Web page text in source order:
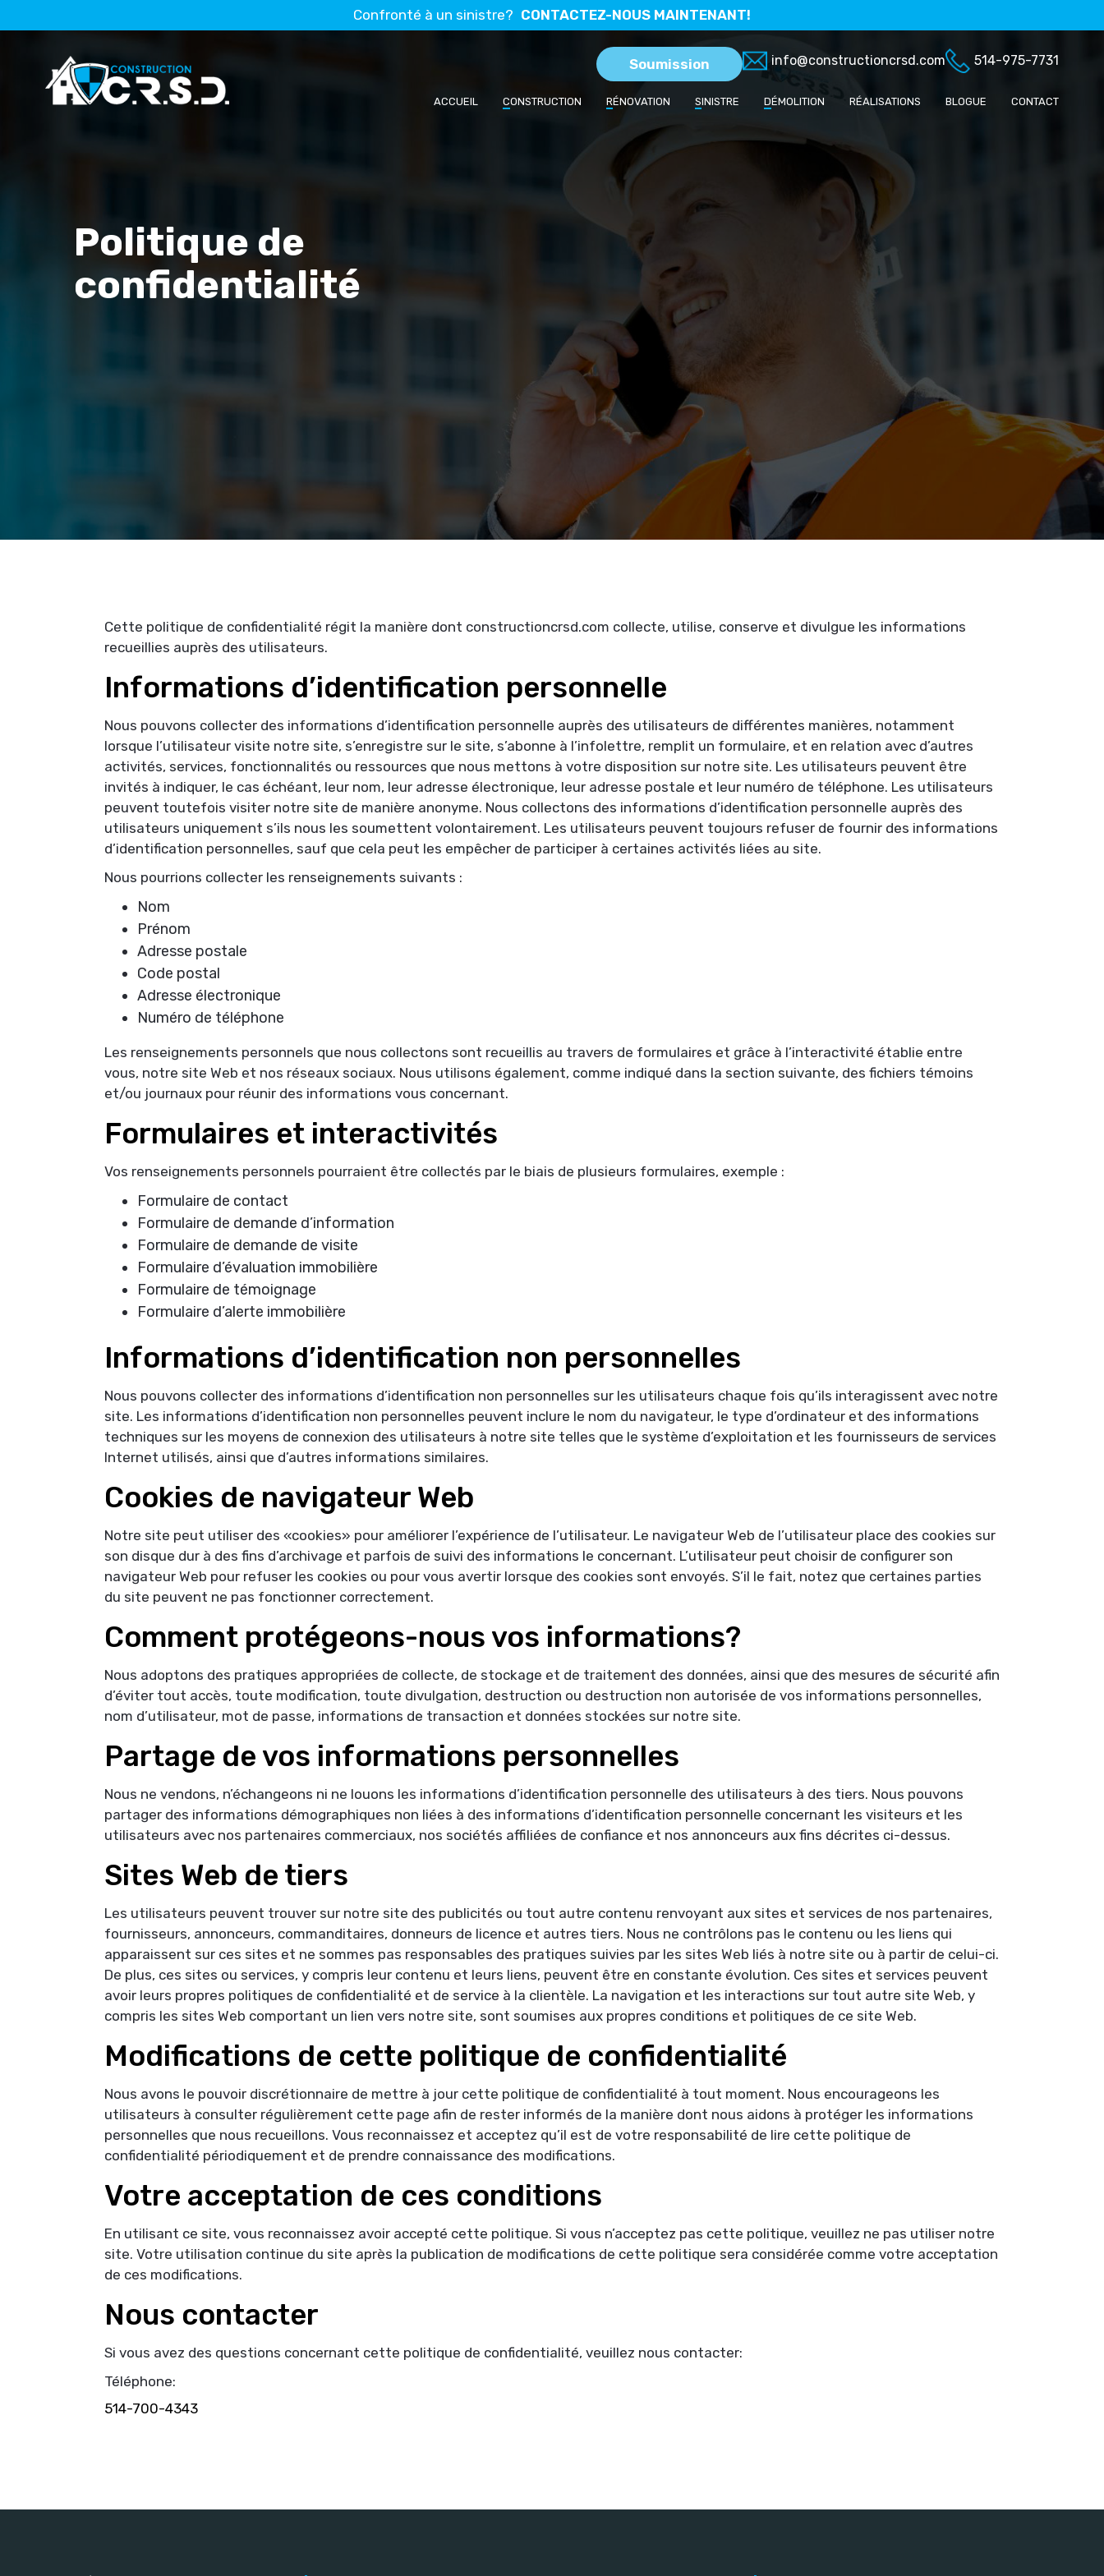
Confronté à un sinistre? CONTACTEZ-NOUS MAINTENANT!
Soumission info@constructioncrsd.com 514-975-7731
ACCUEIL CONSTRUCTION RÉNOVATION SINISTRE DÉMOLITION RÉALISATIONS BLOGUE CONTACT
Politique de
confidentialité
Cette politique de confidentialité régit la manière dont constructioncrsd.com collecte, utilise, conserve et divulgue les informations
recueillies auprès des utilisateurs.
Informations d’identification personnelle
Nous pouvons collecter des informations d’identification personnelle auprès des utilisateurs de différentes manières, notamment
lorsque l’utilisateur visite notre site, s’enregistre sur le site, s’abonne à l’infolettre, remplit un formulaire, et en relation avec d’autres
activités, services, fonctionnalités ou ressources que nous mettons à votre disposition sur notre site. Les utilisateurs peuvent être
invités à indiquer, le cas échéant, leur nom, leur adresse électronique, leur adresse postale et leur numéro de téléphone. Les utilisateurs
peuvent toutefois visiter notre site de manière anonyme. Nous collectons des informations d’identification personnelle auprès des
utilisateurs uniquement s’ils nous les soumettent volontairement. Les utilisateurs peuvent toujours refuser de fournir des informations
d’identification personnelles, sauf que cela peut les empêcher de participer à certaines activités liées au site.
Nous pourrions collecter les renseignements suivants :
Nom
Prénom
Adresse postale
Code postal
Adresse électronique
Numéro de téléphone
Les renseignements personnels que nous collectons sont recueillis au travers de formulaires et grâce à l’interactivité établie entre
vous, notre site Web et nos réseaux sociaux. Nous utilisons également, comme indiqué dans la section suivante, des fichiers témoins
et/ou journaux pour réunir des informations vous concernant.
Formulaires et interactivités
Vos renseignements personnels pourraient être collectés par le biais de plusieurs formulaires, exemple :
Formulaire de contact
Formulaire de demande d’information
Formulaire de demande de visite
Formulaire d’évaluation immobilière
Formulaire de témoignage
Formulaire d’alerte immobilière
Informations d’identification non personnelles
Nous pouvons collecter des informations d’identification non personnelles sur les utilisateurs chaque fois qu’ils interagissent avec notre
site. Les informations d’identification non personnelles peuvent inclure le nom du navigateur, le type d’ordinateur et des informations
techniques sur les moyens de connexion des utilisateurs à notre site telles que le système d’exploitation et les fournisseurs de services
Internet utilisés, ainsi que d’autres informations similaires.
Cookies de navigateur Web
Notre site peut utiliser des «cookies» pour améliorer l’expérience de l’utilisateur. Le navigateur Web de l’utilisateur place des cookies sur
son disque dur à des fins d’archivage et parfois de suivi des informations le concernant. L’utilisateur peut choisir de configurer son
navigateur Web pour refuser les cookies ou pour vous avertir lorsque des cookies sont envoyés. S’il le fait, notez que certaines parties
du site peuvent ne pas fonctionner correctement.
Comment protégeons-nous vos informations?
Nous adoptons des pratiques appropriées de collecte, de stockage et de traitement des données, ainsi que des mesures de sécurité afin
d’éviter tout accès, toute modification, toute divulgation, destruction ou destruction non autorisée de vos informations personnelles,
nom d’utilisateur, mot de passe, informations de transaction et données stockées sur notre site.
Partage de vos informations personnelles
Nous ne vendons, n’échangeons ni ne louons les informations d’identification personnelle des utilisateurs à des tiers. Nous pouvons
partager des informations démographiques non liées à des informations d’identification personnelle concernant les visiteurs et les
utilisateurs avec nos partenaires commerciaux, nos sociétés affiliées de confiance et nos annonceurs aux fins décrites ci-dessus.
Sites Web de tiers
Les utilisateurs peuvent trouver sur notre site des publicités ou tout autre contenu renvoyant aux sites et services de nos partenaires,
fournisseurs, annonceurs, commanditaires, donneurs de licence et autres tiers. Nous ne contrôlons pas le contenu ou les liens qui
apparaissent sur ces sites et ne sommes pas responsables des pratiques suivies par les sites Web liés à notre site ou à partir de celui-ci.
De plus, ces sites ou services, y compris leur contenu et leurs liens, peuvent être en constante évolution. Ces sites et services peuvent
avoir leurs propres politiques de confidentialité et de service à la clientèle. La navigation et les interactions sur tout autre site Web, y
compris les sites Web comportant un lien vers notre site, sont soumises aux propres conditions et politiques de ce site Web.
Modifications de cette politique de confidentialité
Nous avons le pouvoir discrétionnaire de mettre à jour cette politique de confidentialité à tout moment. Nous encourageons les
utilisateurs à consulter régulièrement cette page afin de rester informés de la manière dont nous aidons à protéger les informations
personnelles que nous recueillons. Vous reconnaissez et acceptez qu’il est de votre responsabilité de lire cette politique de
confidentialité périodiquement et de prendre connaissance des modifications.
Votre acceptation de ces conditions
En utilisant ce site, vous reconnaissez avoir accepté cette politique. Si vous n’acceptez pas cette politique, veuillez ne pas utiliser notre
site. Votre utilisation continue du site après la publication de modifications de cette politique sera considérée comme votre acceptation
de ces modifications.
Nous contacter
Si vous avez des questions concernant cette politique de confidentialité, veuillez nous contacter:
Téléphone:
514-700-4343